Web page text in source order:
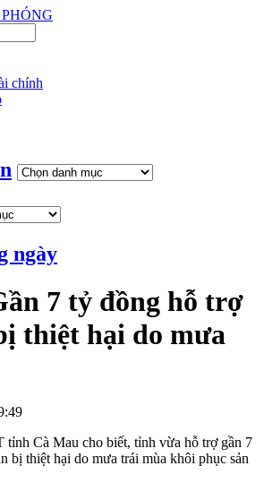
chính
ngày
7 tỷ đồng hỗ trợ
thiệt hại do mưa
Cà Mau cho biết, tỉnh vừa hỗ trợ gần 7
bị thiệt hại do mưa trái mùa khôi phục sản